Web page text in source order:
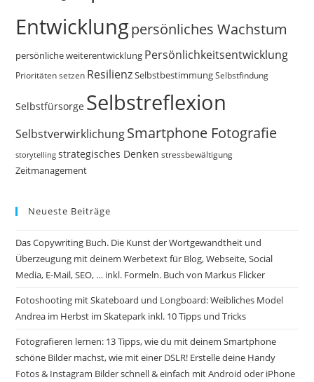
Entwicklungpersönliches Wachstum
persönliche weiterentwicklung Persönlichkeitsentwicklung
Prioritäten setzen ResilienzSelbstbestimmung Selbstfindung
Selbstfürsorge Selbstreflexion
SelbstverwirklichungSmartphone Fotografie
storytelling strategisches Denken stressbewältigung
Zeitmanagement
Neueste Beiträge
Das Copywriting Buch. Die Kunst der Wortgewandtheit und
Überzeugung mit deinem Werbetext für Blog, Webseite, Social
Media, E-Mail, SEO, … inkl. Formeln. Buch von Markus Flicker
Fotoshooting mit Skateboard und Longboard: Weibliches Model
Andrea im Herbst im Skatepark inkl. 10 Tipps und Tricks
Fotografieren lernen: 13 Tipps, wie du mit deinem Smartphone
schöne Bilder machst, wie mit einer DSLR! Erstelle deine Handy
Fotos & Instagram Bilder schnell & einfach mit Android oder iPhone